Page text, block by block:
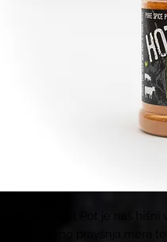
ACME BBQ Hot Pot je naš
pekoč, a ravno pravšnja mera